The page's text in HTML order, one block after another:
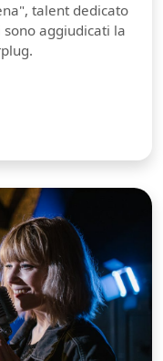
talent dedicato
aggiudicati la